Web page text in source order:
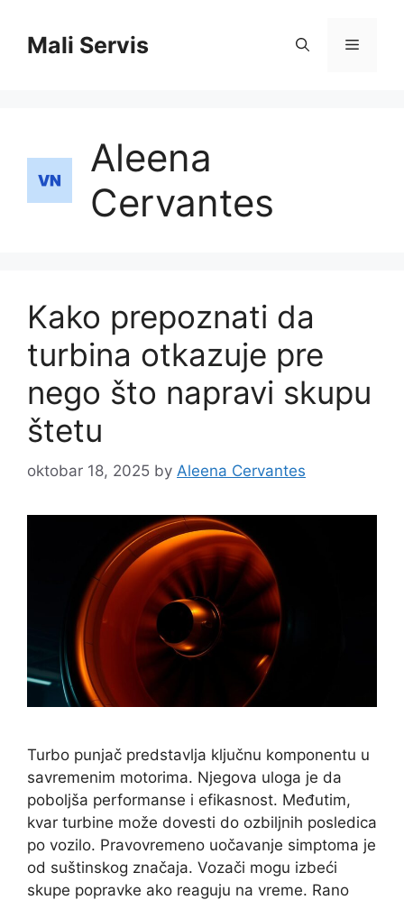
contentMali Servis Menu
Aleena
Cervantes
Kako prepoznati da
turbina otkazuje pre
nego što napravi skupu
štetu
oktobar 18, 2025 by Aleena Cervantes
Turbo punjač predstavlja ključnu komponentu u
savremenim motorima. Njegova uloga je da
poboljša performanse i efikasnost. Međutim,
kvar turbine može dovesti do ozbiljnih posledica
po vozilo. Pravovremeno uočavanje simptoma je
od suštinskog značaja. Vozači mogu izbeći
skupe popravke ako reaguju na vreme. Rano